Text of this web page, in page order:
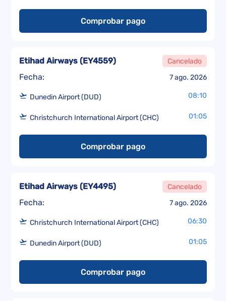
Comprobar pago
Fecha: 7 ago. 2026
Etihad Airways (EY4559) Cancelado
Dunedin Airport (DUD) 08:10
Christchurch International Airport (CHC) 01:05
Comprobar pago
Fecha: 7 ago. 2026
Etihad Airways (EY4495) Cancelado
Christchurch International Airport (CHC) 06:30
Dunedin Airport (DUD) 01:05
Comprobar pago